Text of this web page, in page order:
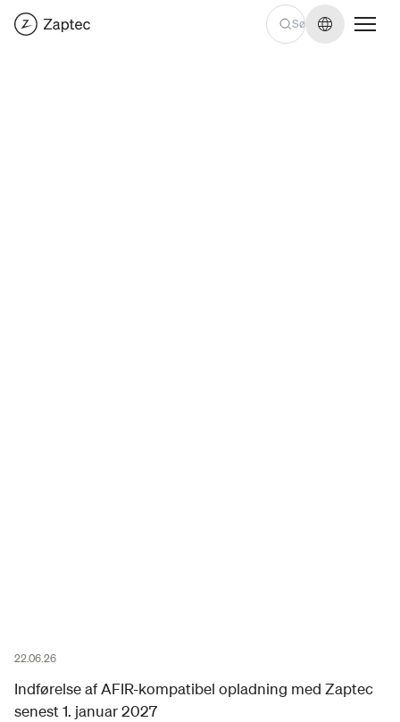
Skift sprog
22.06.26
Indførelse af AFIR-kompatibel opladning med Zaptec
senest 1. januar 2027